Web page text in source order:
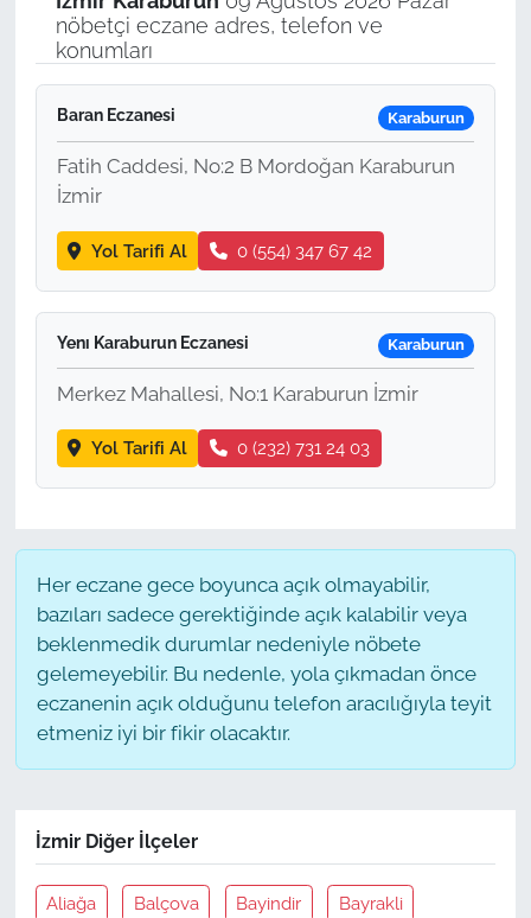
nöbetçi eczane adres, telefon ve
konumları
Baran Eczanesi Karaburun
Fatih Caddesi, No:2 B Mordoğan Karaburun
İzmir
Yol Tarifi Al 0 (554) 347 67 42
Yenı Karaburun Eczanesi Karaburun
Merkez Mahallesi, No:1 Karaburun İzmir
Yol Tarifi Al 0 (232) 731 24 03
Her eczane gece boyunca açık olmayabilir,
bazıları sadece gerektiğinde açık kalabilir veya
beklenmedik durumlar nedeniyle nöbete
gelemeyebilir. Bu nedenle, yola çıkmadan önce
eczanenin açık olduğunu telefon aracılığıyla teyit
etmeniz iyi bir fikir olacaktır.
İzmir Diğer İlçeler
Aliağa Balçova Bayindir Bayrakli